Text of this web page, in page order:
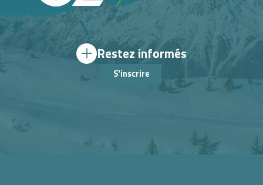
Restez informés
S'inscrire